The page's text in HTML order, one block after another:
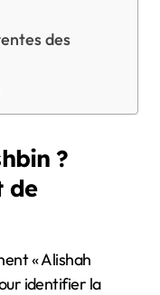
des
?
de
identifier la